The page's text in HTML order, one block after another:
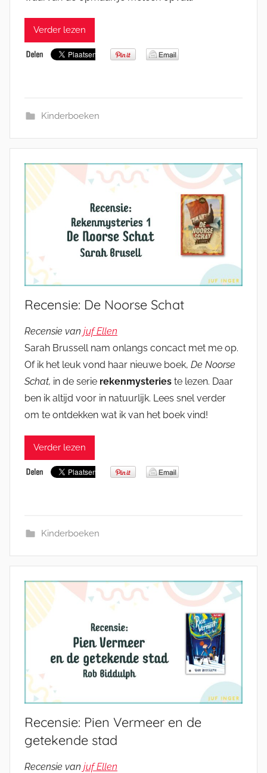
Verder lezen
Kinderboeken
Recensie: De Noorse Schat
Recensie van juf Ellen
Sarah Brussell nam onlangs concact met me op.
Of ik het leuk vond haar nieuwe boek, De Noorse
Schat, in de serie rekenmysteries te lezen. Daar
ben ik altijd voor in natuurlijk. Lees snel verder
om te ontdekken wat ik van het boek vind!
Verder lezen
Kinderboeken
Recensie: Pien Vermeer en de
getekende stad
Recensie van juf Ellen